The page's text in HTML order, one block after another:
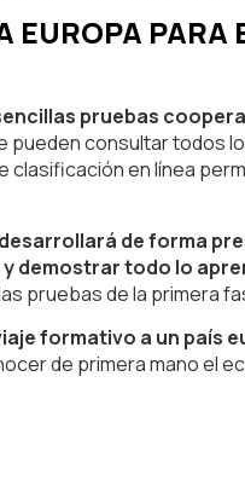
EUROPA PARA
pruebas
pueden consultar todos
clasificación en línea
de forma
demostrar todo lo
pruebas de la primera
formativo a un país
de primera mano el